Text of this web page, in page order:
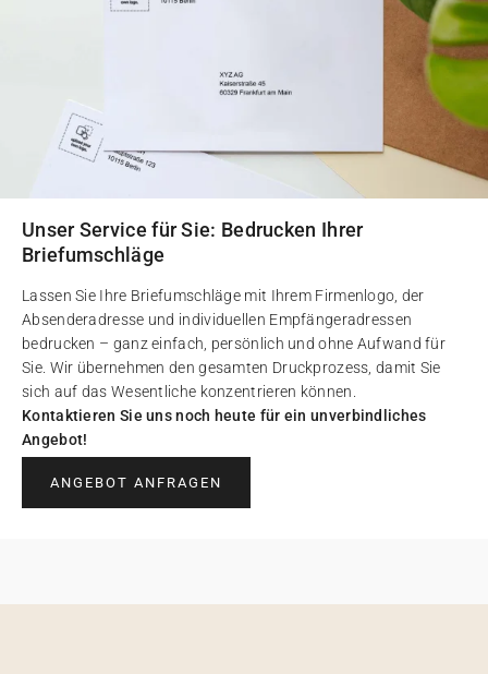
Unser Service für Sie: Bedrucken Ihrer
Briefumschläge
Lassen Sie Ihre Briefumschläge mit Ihrem Firmenlogo, der
Absenderadresse und individuellen Empfängeradressen
bedrucken – ganz einfach, persönlich und ohne Aufwand für
Sie. Wir übernehmen den gesamten Druckprozess, damit Sie
sich auf das Wesentliche konzentrieren können.
Kontaktieren Sie uns noch heute für ein unverbindliches
Angebot!
ANGEBOT ANFRAGEN